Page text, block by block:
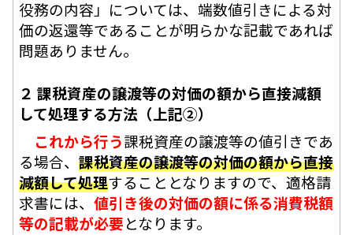
役務の内容」については、端数値引きによる対
価の返還等であることが明らかな記載であれば
問題ありません。
２ 課税資産の譲渡等の対価の額から直接減額
して処理する方法（上記②）
これから行う課税資産の譲渡等の値引きであ
る場合、 課税資産の譲渡等の対価の額から直接
減額して処理することとなりますので、適格請
求書には、 値引き後の対価の額に係る消費税額
等の記載が必要となります。